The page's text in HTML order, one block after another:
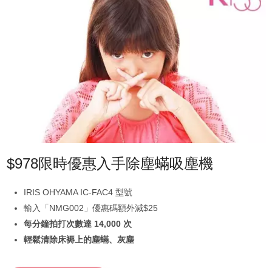
$978限時優惠入手除塵蟎吸塵機
IRIS OHYAMA IC-FAC4 型號
輸入「NMG002」優惠碼額外減$25
每分鐘拍打次數達 14,000 次
輕鬆清除床褥上的塵蟎、灰塵